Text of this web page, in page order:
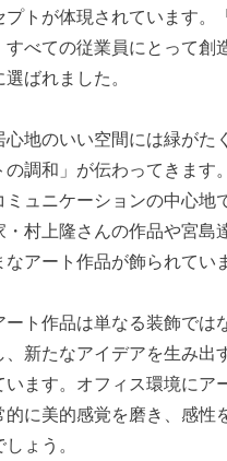
プトが体現されています。
すべての従業員にとって創
ばれました。
心地のいい空間には緑がた
の調和」が伝わってきます
ミュニケーションの中心地
・村上隆さんの作品や宮島
なアート作品が飾られてい
ート作品は単なる装飾では
、新たなアイデアを生み出
います。オフィス環境にア
的に美的感覚を磨き、感性
ょう。